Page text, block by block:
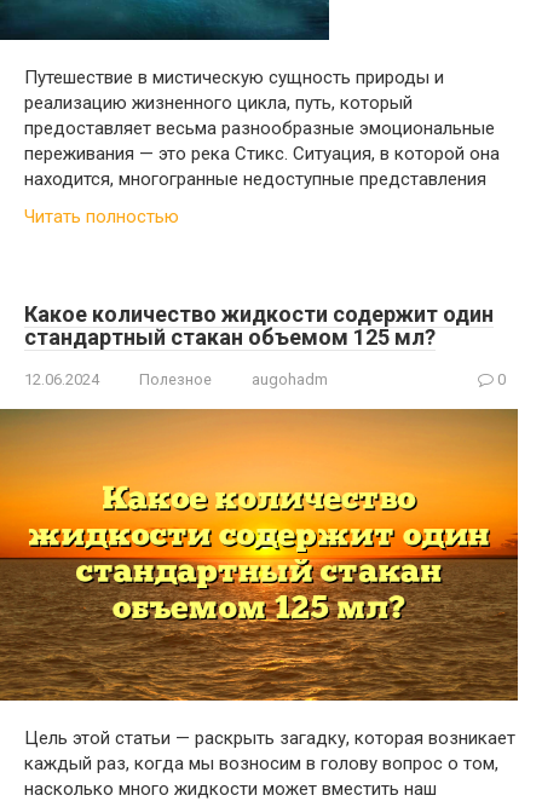
Путешествие в мистическую сущность природы и
реализацию жизненного цикла, путь, который
предоставляет весьма разнообразные эмоциональные
переживания — это река Стикс. Ситуация, в которой она
находится, многогранные недоступные представления
Читать полностью
Какое количество жидкости содержит один
стандартный стакан объемом 125 мл?
12.06.2024 Полезное augohadm 0
Цель этой статьи — раскрыть загадку, которая возникает
каждый раз, когда мы возносим в голову вопрос о том,
насколько много жидкости может вместить наш